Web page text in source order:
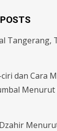
Tangerang,
dan Cara
Menurut